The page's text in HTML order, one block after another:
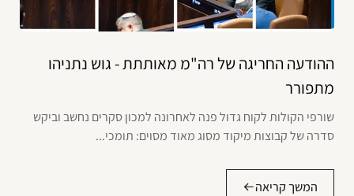
ההודעה החריגה של רה"מ מאותתת - גוש נתניהו
מתפורר
שורפי הקולות לקוח גדול פנה לאחרונה למכון סקרים נחשב וביקש
סדרה של קבוצות מיקוד מסוג מאוד מסוים: תומכי...
המשך קריאה